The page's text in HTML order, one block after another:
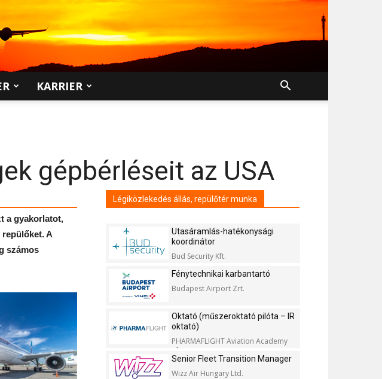
KARRIER
gépbérléseit az USA
a gyakorlatot,
A
számos
Légiközlekedés állás, repülőtér munka
Utasáramlás-hatékonysági
koordinátor
Bud Security Kft.
Fénytechnikai karbantartó
Budapest Airport Zrt.
Oktató (műszeroktató pilóta – IR
oktató)
PHARMAFLIGHT Aviation Academy
Kft.
Senior Fleet Transition Manager
Wizz Air Hungary Ltd.